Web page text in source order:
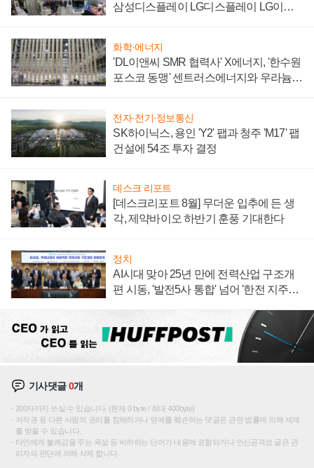
삼성디스플레이 LG디스플레이 LG이노
화학·에너지
'DL이앤씨 SMR 협력사' X에너지, '한수원
포스코 동맹' 센트러스에너지와 우라늄
전자·전기·정보통신
SK하이닉스, 용인 'Y2' 팹과 청주 'M17' 팹
건설에 54조 투자 결정
데스크 리포트
[데스크리포트 8월] 무더운 입추에 든 생
각, 제약바이오 하반기 훈풍 기대한다
정치
AI시대 맞아 25년 만에 전력산업 구조개
편 시동, '발전5사 통합' 넘어 '한전 지주사'
기사댓글0개
200자까지 쓰실 수 있습니다. (현재 0 byte / 최대 400byte)
저작권 등 다른 사람의 권리를 침해하거나 명예를 훼손하는 댓글은 관련 법률에 의해 제재
를 받을 수 있습니다.
타인에게 불쾌감을 주는 욕설 등 비하하는 단어가 내용에 포함되거나 인신공격성 글은 관
리자의 판단에 의해 삭제 합니다.